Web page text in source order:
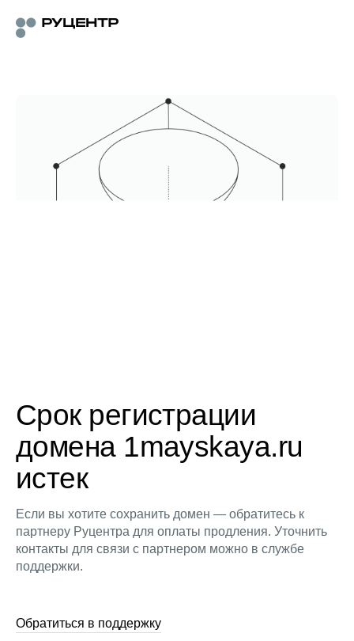
Срок регистрации
домена 1mayskaya.ru
истек
Если вы хотите сохранить домен — обратитесь к
партнеру Руцентра для оплаты продления. Уточнить
контакты для связи с партнером можно в службе
поддержки.
Обратиться в поддержку